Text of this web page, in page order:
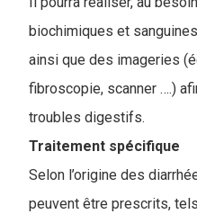
biochimiques et
ainsi que des imageries
fibroscopie, scanner ….)
troubles digestifs.
Traitement spécifique
Selon l’origine des
peuvent être prescrits,